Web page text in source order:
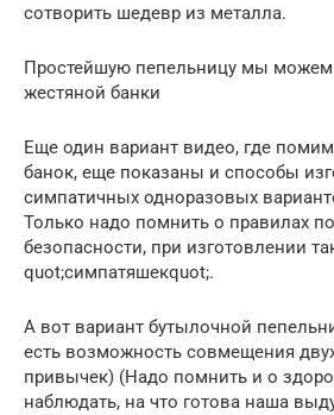
сотворить шедевр из металла.
Простейшую пепельницу мы можем
жестяной банки
Еще один вариант видео, где
банок, еще показаны и способы
симпатичных одноразовых
Только надо помнить о правилах
безопасности, при изготовлении
quot;симпатяшекquot;.
А вот вариант бутылочной
есть возможность совмещения
привычек) (Надо помнить и о
наблюдать, на что готова наша